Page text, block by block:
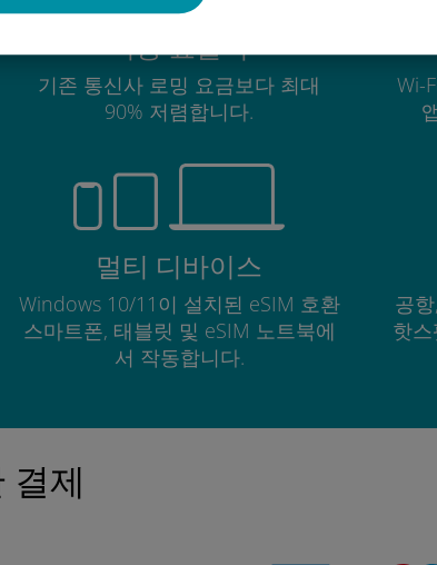
비용 효율적
기존 통신사 로밍 요금보다 최대
90% 저렴합니다.
Wi-
멀티 디바이스
Windows 10/11이 설치된 eSIM 호환
스마트폰, 태블릿 및 eSIM 노트북에
서 작동합니다.
공
핫
결제